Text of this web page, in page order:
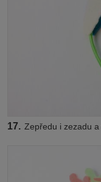
17. Zepředu i zezadu